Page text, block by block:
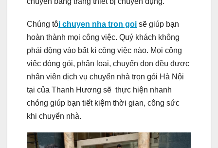
Chúng tôi chuyen nha tron goi sẽ giúp bạn
hoàn thành mọi công việc. Quý khách không
phải động vào bất kì công việc nào. Mọi công
việc đóng gói, phân loại, chuyển dọn đều được
nhân viên dịch vụ chuyển nhà trọn gói Hà Nội
tại của Thanh Hương sẽ thực hiện nhanh
chóng giúp bạn tiết kiệm thời gian, công sức
khi chuyển nhà.